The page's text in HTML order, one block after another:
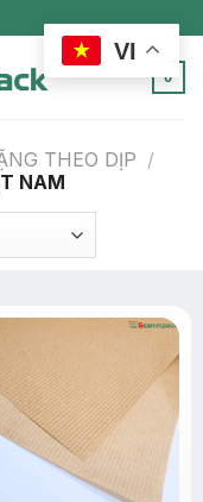
0
THEO DỊP /
NAM
VI